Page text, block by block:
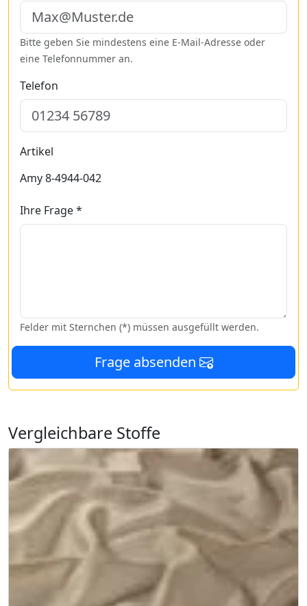
Bitte geben Sie mindestens eine E-Mail-Adresse oder
eine Telefonnummer an.
Telefon
Artikel
Amy 8-4944-042
Ihre Frage *
Felder mit Sternchen (*) müssen ausgefüllt werden.
Frage absenden
Vergleichbare Stoffe